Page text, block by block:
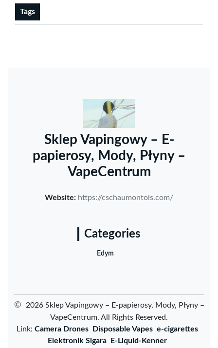
Tags
Sklep Vapingowy – E-
papierosy, Mody, Płyny –
VapeCentrum
Website: https://cschaumontois.com/
Categories
Edym
©
2026 Sklep Vapingowy – E-papierosy, Mody, Płyny –
VapeCentrum. All Rights Reserved.
Link: Camera Drones Disposable Vapes e-cigarettes
Elektronik Sigara
E-Liquid-Kenner